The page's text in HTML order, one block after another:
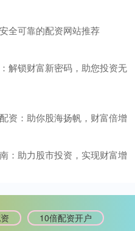
全可靠的配资网站推荐
解锁财富新密码，助您投资无
资：助你股海扬帆，财富倍增
：助力股市投资，实现财富增
10倍配资开户